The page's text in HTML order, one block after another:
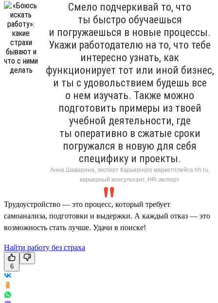
Смело подчеркивай то, что
ты быстро обучаешься
и погружаешься в новые процессы.
Укажи работодателю на то, что тебе
интересно узнать, как
функционирует тот или иной бизнес,
и ты с удовольствием будешь все
о нем изучать. Также можно
подготовить примеры из твоей
учебной деятельности, где
ты оперативно в сжатые сроки
погружался в новую для себя
специфику и проекты.
Анна Шаверина, эксперт Карьерного маркетплейса hh.ru,
карьерный консультант, HR-эксперт
Трудоустройство — это процесс, который требует
самоанализа, подготовки и выдержки. А каждый отказ — это
возможность стать лучше. Удачи в поиске!
Найти работу без страха
6